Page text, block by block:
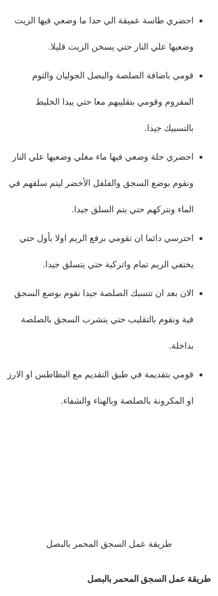
احضري طاسة عميقة الي حدا ما وضعي فيها الزيت
وضعيها علي النار حتي يسخن الزيت قليلا.
قومي باضافة الصلصة والبصل الجوليان والثوم
المفروم وقومي بتقليبهم معا حتي يبدا الخليط
بالتسبيك جيدا.
احضري حلة وضعي فيها ماء مغلي وضعيها علي النار
ونقوم بوضع السجق والفلفل الأخضر ليتم سلقهم في
الماء ونتركهم حتي يتم السلق جيدا.
احترسي دائما ان تقومي برفع الريم اولا بأول حتي
يختفي الريم تمام واتركية حتي يتسلق جيدا.
الان بعد ان تتسبك الصلصة جيدا نقوم بوضع السجق
فية ونقوم بالتقليب حتي يتشرب السجق بالصلصة
بداخلة.
قومي بتقديمة في طبق التقديم مع البطاطس او الارز
او المكرونة بالصلصة وبالهناء والشفاء.
طريقة عمل السجق المحمر بالبصل
طريقة عمل السجق المحمر بالبصل